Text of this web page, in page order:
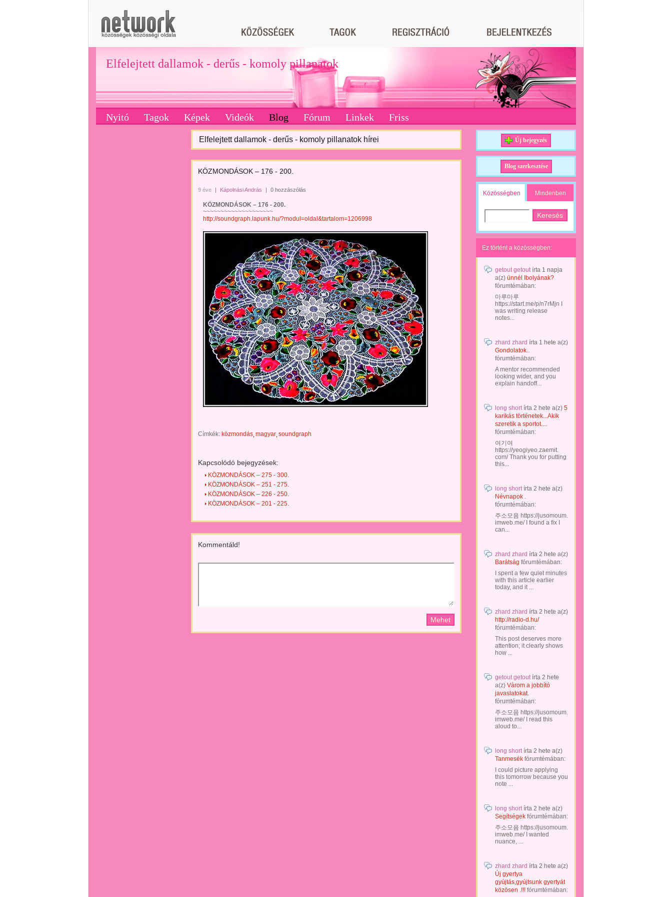
Elfelejtett dallamok - derűs - komoly pillanatok
Nyitó Tagok Képek Videók Blog Fórum Linkek Friss
Elfelejtett dallamok - derűs - komoly pillanatok hírei
KÖZMONDÁSOK – 176 - 200.
9 éve | Kápolnási András | 0 hozzászólás
KÖZMONDÁSOK – 176 - 200.
~~~~~~~~~~~~~~~~~~~~
http://soundgraph.lapunk.hu/?modul=oldal&tartalom=1206998
Címkék: közmondás magyar soundgraph
Kapcsolódó bejegyzések:
KÖZMONDÁSOK – 275 - 300.
KÖZMONDÁSOK – 251 - 275.
KÖZMONDÁSOK – 226 - 250.
KÖZMONDÁSOK – 201 - 225.
Kommentáld!
Új bejegyzés
Blog szerkesztése
Közösségben Mindenben
Ez történt a közösségben:
getout getoutírta 1 napja
a(z) ünnél Ibolyának?
fórumtémában:
마루마루
https://start.me/p/n7rMjn I
was writing release
notes...
zhard zhard írta 1 hete a(z)
Gondolatok..
fórumtémában:
A mentor recommended
looking wider, and you
explain handoff...
long shortírta 2 hete a(z) 5
karikás történetek...Akik
szeretik a sportot....
fórumtémában:
여기여
https://yeogiyeo.zaemit.
com/ Thank you for putting
this...
long shortírta 2 hete a(z)
Névnapok .
fórumtémában:
주소모음 https://jusomoum.
imweb.me/ I found a fix I
can...
zhard zhard írta 2 hete a(z)
Barátság fórumtémában:
I spent a few quiet minutes
with this article earlier
today, and it ...
zhard zhard írta 2 hete a(z)
http://radio-d.hu/
fórumtémában:
This post deserves more
attention; it clearly shows
how ...
getout getoutírta 2 hete
a(z) Várom a jobbító
javaslatokat.
fórumtémában:
주소모음 https://jusomoum.
imweb.me/ I read this
aloud to...
long shortírta 2 hete a(z)
Tanmesék fórumtémában:
I could picture applying
this tomorrow because you
note ...
long shortírta 2 hete a(z)
Segítségek fórumtémában:
주소모음 https://jusomoum.
imweb.me/ I wanted
nuance, ...
zhard zhard írta 2 hete a(z)
Új gyertya
gyújtás,gyújtsunk gyertyát
közösen .!!! fórumtémában: